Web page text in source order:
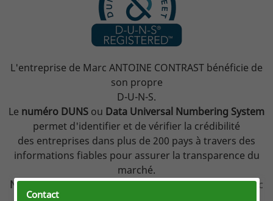
L'entreprise de Marc ANTOINE CONTRAST bénéficie de
son propre
D-U-N-S.
Le numéro DUNS ou Data Universal Numbering System
permet d'identifier et de vérifier la crédibilité
des entreprises dans plus de 200 pays à travers des
informations fiables pour assurer la transparence du
marché.
Nouveau rapport 2026du standard D-U-N-S pour Marc
Contact